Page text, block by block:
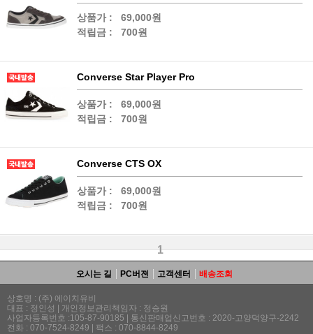
상품가 :
69,000원
적립금 :
700원
Converse Star Player Pro
상품가 :
69,000원
적립금 :
700원
Converse CTS OX
상품가 :
69,000원
적립금 :
700원
1
오시는 길 PC버젼 고객센터 배송조회
상호명 : (주) 에이치유비
대표 : 정인성 | 개인정보관리책임자 : 정승원
사업자등록번호 :105-87-90185 | 통신판매업신고번호 : 2020-고양덕양구-2242
전화 : 070-7524-8249 | 팩스 : 070-8844-8249